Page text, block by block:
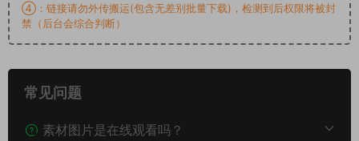
④：链接请勿外传搬运(包含无差别批量下载)，检测到后权限将被封
禁（后台会综合判断）
常见问题
素材图片是在线观看吗？